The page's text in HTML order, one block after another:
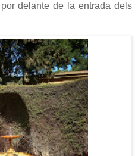
delante de la entrada dels